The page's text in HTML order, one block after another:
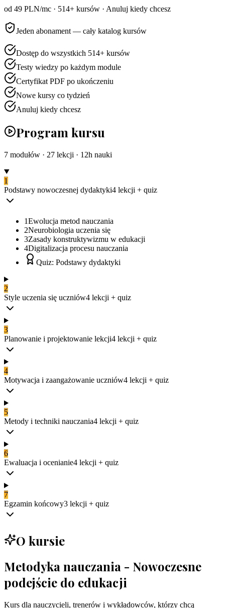
od 49 PLN/mc · 514+ kursów · Anuluj kiedy chcesz
Jeden abonament — cały katalog kursów
Dostęp do wszystkich 514+ kursów
Testy wiedzy po każdym module
Certyfikat PDF po ukończeniu
Nowe kursy co tydzień
Anuluj kiedy chcesz
Program kursu
7 modułów · 27 lekcji · 12h nauki
1
Podstawy nowoczesnej dydaktyki4 lekcji + quiz
1Ewolucja metod nauczania
2Neurobiologia uczenia się
3Zasady konstruktywizmu w edukacji
4Digitalizacja procesu nauczania
Quiz: Podstawy dydaktyki
2
Style uczenia się uczniów4 lekcji + quiz
3
Planowanie i projektowanie lekcji4 lekcji + quiz
4
Motywacja i zaangażowanie uczniów4 lekcji + quiz
5
Metody i techniki nauczania4 lekcji + quiz
6
Ewaluacja i ocenianie4 lekcji + quiz
7
Egzamin końcowy3 lekcji + quiz
O kursie
Metodyka nauczania - Nowoczesne
podejście do edukacji
Kurs dla nauczycieli, trenerów i wykładowców, którzy chcą